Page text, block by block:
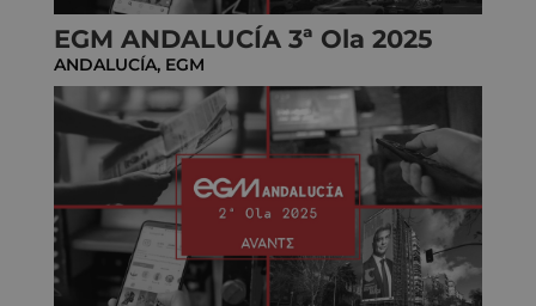
EGM ANDALUCÍA 3ª Ola 2025
ANDALUCÍA, EGM